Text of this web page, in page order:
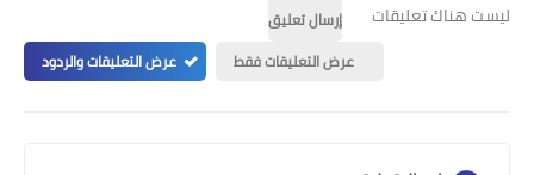
ليست هناك تعليقات
إرسال تعليق
عرض التعليقات فقط
عرض التعليقات والردود